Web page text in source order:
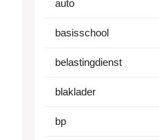
auto
basisschool
belastingdienst
blaklader
bp